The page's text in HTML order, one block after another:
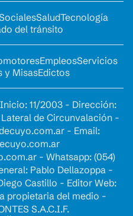
SaludTecnología
del tránsito
EmpleosServicios
y MisasEdictos
11/2003 - Dirección:
Lateral de Circunvalación -
- Email:
- Whatsapp: (054)
Pablo Dellazoppa -
Castillo - Editor Web:
propietaria del medio -
S.A.C.I.F.